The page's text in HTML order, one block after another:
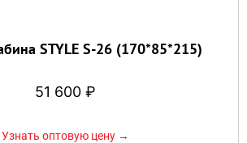
STYLE S-26 (170*85*215)
51 600 ₽
Узнать оптовую цену →